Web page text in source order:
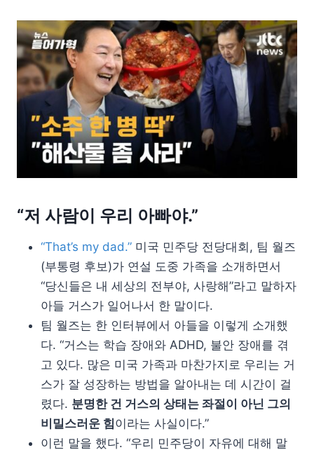
“저 사람이 우리 아빠야.”
“That’s my dad.” 미국 민주당 전당대회, 팀 월즈
(부통령 후보)가 연설 도중 가족을 소개하면서
“당신들은 내 세상의 전부야, 사랑해”라고 말하자
아들 거스가 일어나서 한 말이다.
팀 월즈는 한 인터뷰에서 아들을 이렇게 소개했
다. “거스는 학습 장애와 ADHD, 불안 장애를 겪
고 있다. 많은 미국 가족과 마찬가지로 우리는 거
스가 잘 성장하는 방법을 알아내는 데 시간이 걸
렸다. 분명한 건 거스의 상태는 좌절이 아닌 그의
비밀스러운 힘이라는 사실이다.”
이런 말을 했다. “우리 민주당이 자유에 대해 말